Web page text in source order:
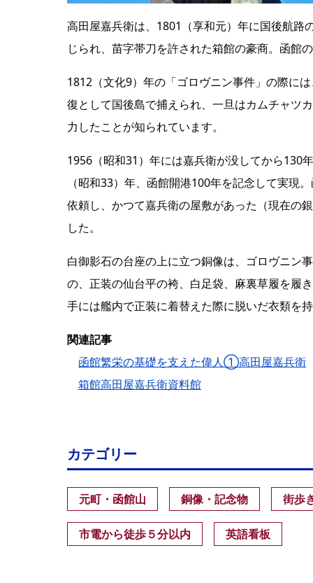
高田屋嘉兵衛は、1801（享和元）年に国後航路
じられ、苗字帯刀を許された箱館の豪商。函館
1812（文化9）年の「ゴロヴニン事件」の際に
復として国後島で捕えられ、一旦はカムチャツ
力したことが知られています。
1956（昭和31）年には嘉兵衛が没してから130
（昭和33）年、函館開港100年を記念して実現
依頼し、かつて嘉兵衛の屋敷があった（現在の
した。
白御影石の台座の上に立つ銅像は、ゴロヴニン
の、正装の仙台平の袴、白足袋、麻裏草履を履
手には艦内で正装に着替えた際に脱いだ衣類を
関連記事
函館繁栄の基礎を支えた偉人①高田屋嘉兵衛
箱館高田屋嘉兵衛資料館
カテゴリー
元町・函館山 銅像・記念物 街歩
市電から徒歩５分以内 英語看板